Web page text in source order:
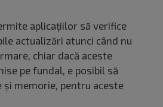
aplicațiilor să verifice
actualizări atunci când nu
chiar dacă aceste
pe fundal, e posibil să
memorie, pentru aceste